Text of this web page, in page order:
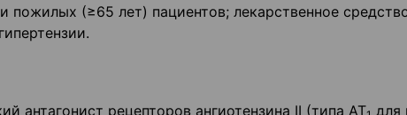
пожилых (≥65 лет) пациентов; лекарственное
антагонист рецепторов ангиотензина II (типа АТ для